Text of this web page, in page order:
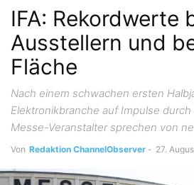
IFA: Rekordwerte
Ausstellern und
Fläche
Nach einem schwachen ersten
Elektronikbranche auf Impulse
Messe-Veranstalter sprechen von
Von Redaktion ChannelObserver - 27.